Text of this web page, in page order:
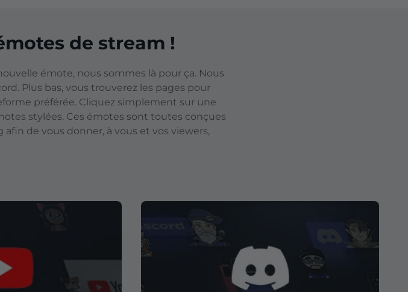
de stream !
émote, nous sommes là pour ça. Nous
Plus bas, vous trouverez les pages pour
préférée. Cliquez simplement sur une
stylées. Ces émotes sont toutes conçues
de vous donner, à vous et vos viewers,